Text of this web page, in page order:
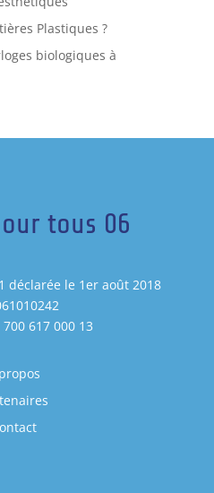
Plastiques ?
biologiques à
tous 06
déclarée le 1er août 2018
700 617 000 13